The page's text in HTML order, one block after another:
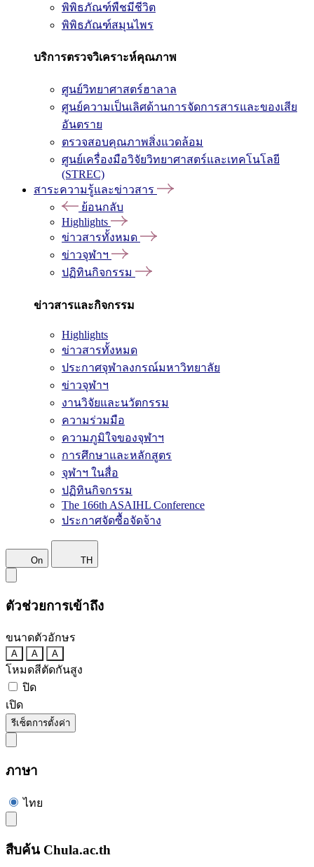
พิพิธภัณฑ์พืชมีชีวิต
พิพิธภัณฑ์สมุนไพร
บริการตรวจวิเคราะห์คุณภาพ
ศูนย์วิทยาศาสตร์ฮาลาล
ศูนย์ความเป็นเลิศด้านการจัดการสารและของเสีย
อันตราย
ตรวจสอบคุณภาพสิ่งแวดล้อม
ศูนย์เครื่องมือวิจัยวิทยาศาสตร์และเทคโนโลยี
(STREC)
สาระความรู้และข่าวสาร
ย้อนกลับ
Highlights
ข่าวสารทั้งหมด
ข่าวจุฬาฯ
ปฏิทินกิจกรรม
ข่าวสารและกิจกรรม
Highlights
ข่าวสารทั้งหมด
ประกาศจุฬาลงกรณ์มหาวิทยาลัย
ข่าวจุฬาฯ
งานวิจัยและนวัตกรรม
ความร่วมมือ
ความภูมิใจของจุฬาฯ
การศึกษาและหลักสูตร
จุฬาฯ ในสื่อ
ปฏิทินกิจกรรม
The 166th ASAIHL Conference
ประกาศจัดซื้อจัดจ้าง
On TH
ตัวช่วยการเข้าถึง
ขนาดตัวอักษร
A A A
โหมดสีตัดกันสูง
ปิด
เปิด
รีเซ็ตการตั้งค่า
ภาษา
ไทย
สืบค้น Chula.ac.th